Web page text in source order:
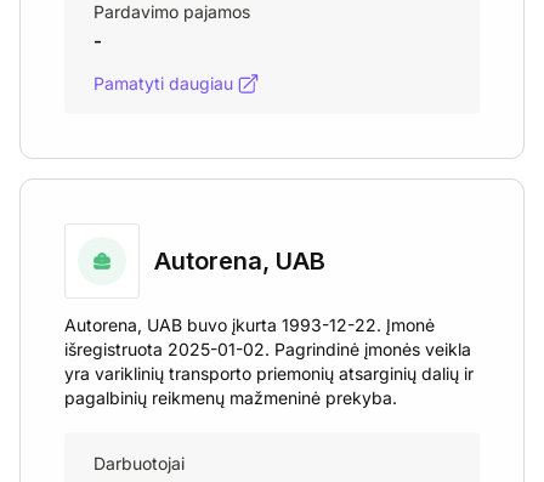
Pardavimo pajamos
-
Pamatyti daugiau
Autorena, UAB
Autorena, UAB buvo įkurta 1993-12-22. Įmonė
išregistruota 2025-01-02. Pagrindinė įmonės veikla
yra variklinių transporto priemonių atsarginių dalių ir
pagalbinių reikmenų mažmeninė prekyba.
Darbuotojai